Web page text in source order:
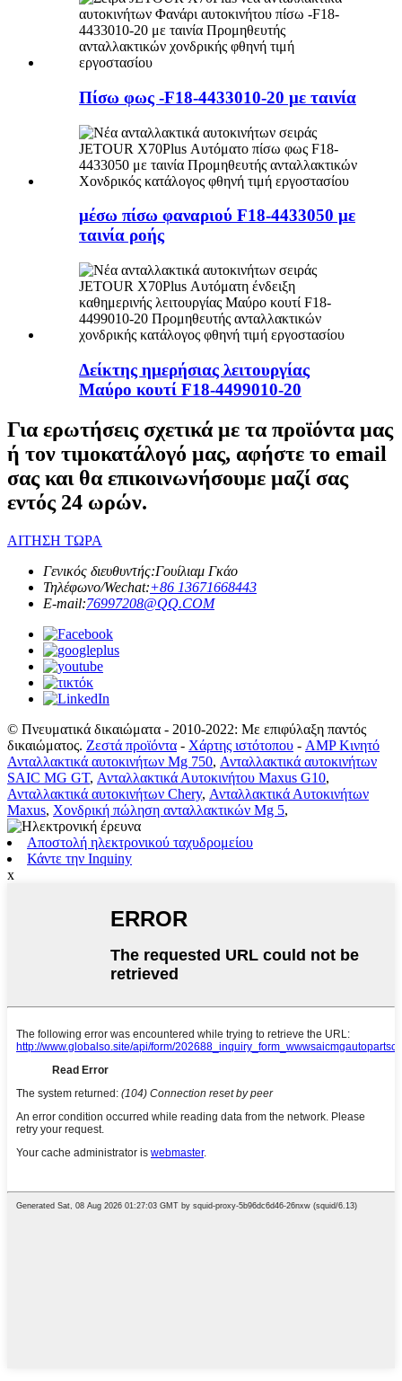
Πίσω φως -F18-4433010-20 με ταινία
μέσω πίσω φαναριού F18-4433050 με
ταινία ροής
Δείκτης ημερήσιας λειτουργίας
Μαύρο κουτί F18-4499010-20
Για ερωτήσεις σχετικά με τα προϊόντα μας
ή τον τιμοκατάλογό μας, αφήστε το email
σας και θα επικοινωνήσουμε μαζί σας
εντός 24 ωρών.
ΑΙΤΗΣΗ ΤΩΡΑ
Γενικός διευθυντής:Γουίλιαμ Γκάο
Τηλέφωνο/Wechat:+86 13671668443
E-mail:76997208@QQ.COM
© Πνευματικά δικαιώματα - 2010-2022: Με επιφύλαξη παντός
δικαιώματος. Ζεστά προϊόντα - Χάρτης ιστότοπου - AMP Κινητό
Ανταλλακτικά αυτοκινήτων Mg 750, Ανταλλακτικά αυτοκινήτων
SAIC MG GT, Ανταλλακτικά Αυτοκινήτου Maxus G10,
Ανταλλακτικά αυτοκινήτων Chery, Ανταλλακτικά Αυτοκινήτων
Maxus, Χονδρική πώληση ανταλλακτικών Mg 5,
Αποστολή ηλεκτρονικού ταχυδρομείου
Κάντε την Inquiny
x